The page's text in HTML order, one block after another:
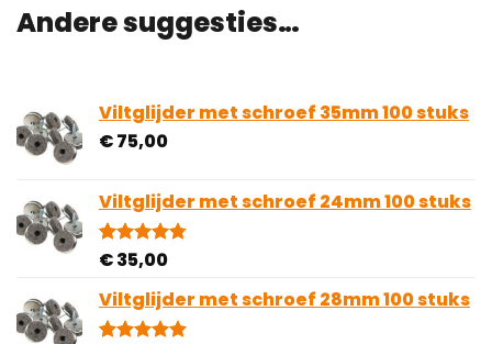
Andere suggesties…
Viltglijder met schroef 35mm 100 stuks
€75,00
Viltglijder met schroef 24mm 100 stuks
Gewaardeerd
gebaseerd
op
4
klantbeoordelingen
€35,00
Viltglijder met schroef 28mm 100 stuks